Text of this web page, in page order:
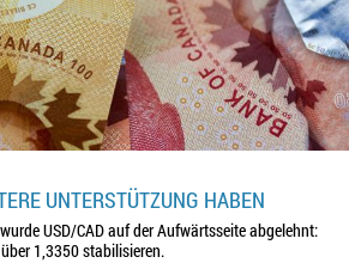
UNTERSTÜTZUNG HABEN
USD/CAD auf der Aufwärtsseite abgelehnt:
1,3350 stabilisieren.